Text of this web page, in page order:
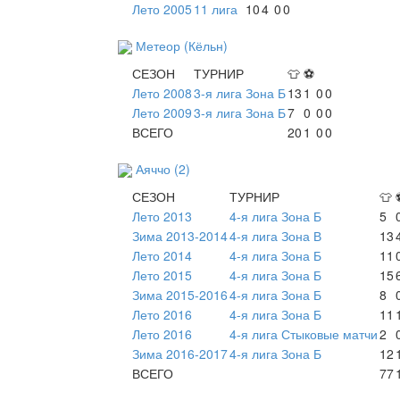
Лето 200511 лига 104 00
Метеор (Кёльн)
СЕЗОН
ТУРНИР 👕 ⚽
Лето 20083-я лига Зона Б13 1 00
Лето 20093-я лига Зона Б7 0 00
ВСЕГО
20 1 00
Аяччо (2)
СЕЗОН
ТУРНИР 👕
Лето 2013
4-я лига Зона Б 5
Зима 2013-20144-я лига Зона В 13
Лето 2014
4-я лига Зона Б 11
Лето 2015
4-я лига Зона Б 15
Зима 2015-20164-я лига Зона Б 8
Лето 2016
4-я лига Зона Б 11 1
Лето 2016
4-я лига Стыковые матчи2
Зима 2016-20174-я лига Зона Б 12 1
ВСЕГО
77